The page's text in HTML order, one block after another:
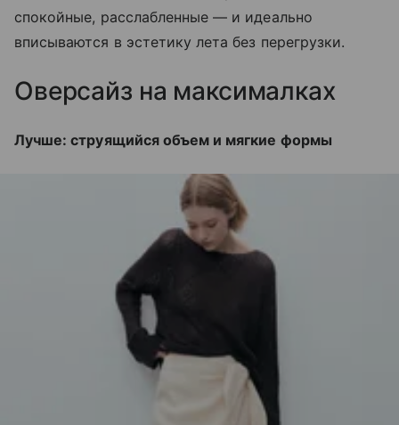
спокойные, расслабленные — и идеально
вписываются в эстетику лета без перегрузки.
Оверсайз на максималках
Лучше: струящийся объем и мягкие формы